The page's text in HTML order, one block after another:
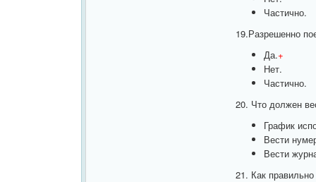
Частично.
19.Разрешенно
Да.+
Нет.
Частично.
20. Что должен
График
Вести
Вести
21. Как